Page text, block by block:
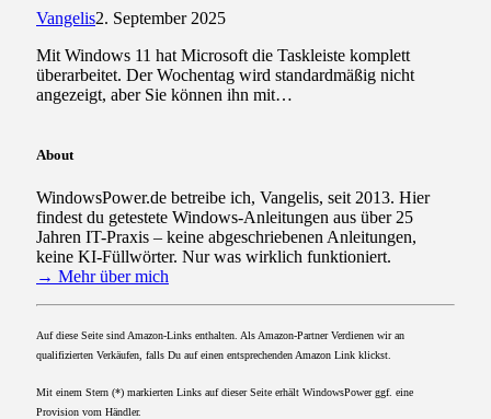
Vangelis2. September 2025
Mit Windows 11 hat Microsoft die Taskleiste komplett
überarbeitet. Der Wochentag wird standardmäßig nicht
angezeigt, aber Sie können ihn mit…
About
WindowsPower.de betreibe ich, Vangelis, seit 2013. Hier
findest du getestete Windows-Anleitungen aus über 25
Jahren IT-Praxis – keine abgeschriebenen Anleitungen,
keine KI-Füllwörter. Nur was wirklich funktioniert.
→ Mehr über mich
Auf diese Seite sind Amazon-Links enthalten. Als Amazon-Partner Verdienen wir an
qualifizierten Verkäufen, falls Du auf einen entsprechenden Amazon Link klickst.
Mit einem Stern (*) markierten Links auf dieser Seite erhält WindowsPower ggf. eine
Provision vom Händler.